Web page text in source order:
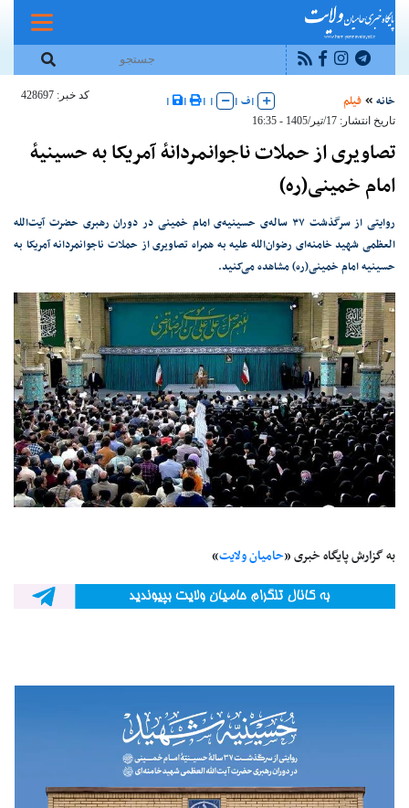
خانه فیلم |ف |
|
|
|
|
کد خبر: 428697
تاریخ انتشار: 17/تير/1405 - 16:35
تصاویری از حملات ناجوانمردانهٔ آمریکا به حسینیهٔ
امام خمینی(ره)
روایتی از سرگذشت ۳۷ ساله‌ی حسینیه‌ی امام خمینی در دوران رهبری حضرت آیت‌الله
العظمی شهید خامنه‌ای رضوان‌الله علیه به همراه تصاویری از حملات ناجوانمردانه آمریکا به
حسینیه امام خمینی(ره) مشاهده می‌کنید.
به گزارش پایگاه خبری «حامیان ولایت»